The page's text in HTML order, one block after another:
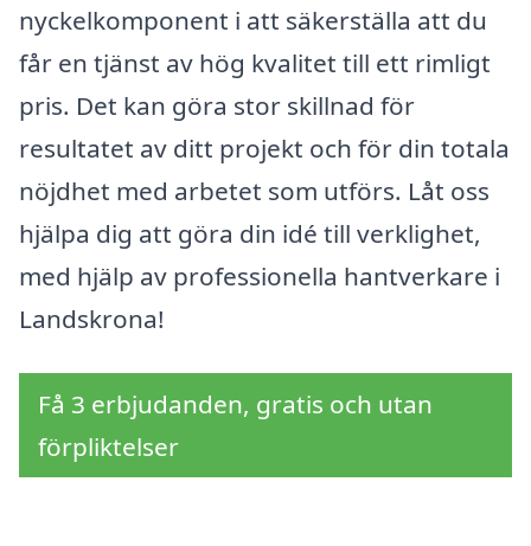
nyckelkomponent i att säkerställa att du
får en tjänst av hög kvalitet till ett rimligt
pris. Det kan göra stor skillnad för
resultatet av ditt projekt och för din totala
nöjdhet med arbetet som utförs. Låt oss
hjälpa dig att göra din idé till verklighet,
med hjälp av professionella hantverkare i
Landskrona!
Få 3 erbjudanden, gratis och utan
förpliktelser